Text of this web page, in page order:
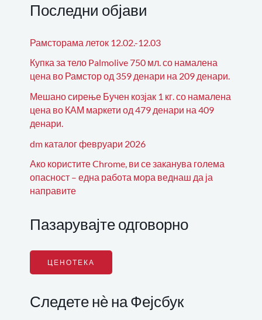
Последни објави
Рамсторама леток 12.02.-12.03
Купка за тело Palmolive 750 мл. со намалена
цена во Рамстор од 359 денари на 209 денари.
Мешано сирење Бучен козјак 1 кг. со намалена
цена во КАМ маркети од 479 денари на 409
денари.
dm каталог февруари 2026
Ако користите Chrome, ви се заканува голема
опасност – една работа мора веднаш да ја
направите
Пазарувајте одговорно
ЦЕНОТЕКА
Следете нѐ на Фејсбук